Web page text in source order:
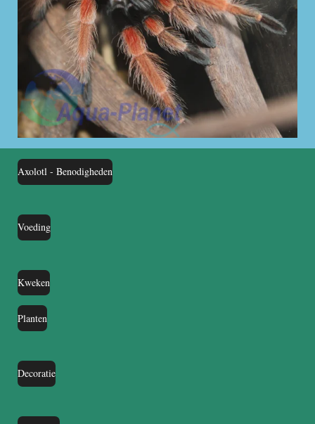
Axolotl - Benodigheden
Voeding
Kweken
Planten
Decoratie